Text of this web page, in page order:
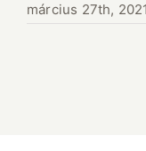
március 27th, 2021